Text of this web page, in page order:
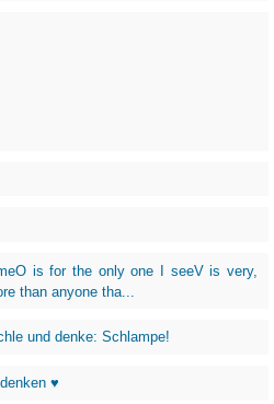
is for the only one I seeV is very,
than anyone tha...
und denke: Schlampe!
♥